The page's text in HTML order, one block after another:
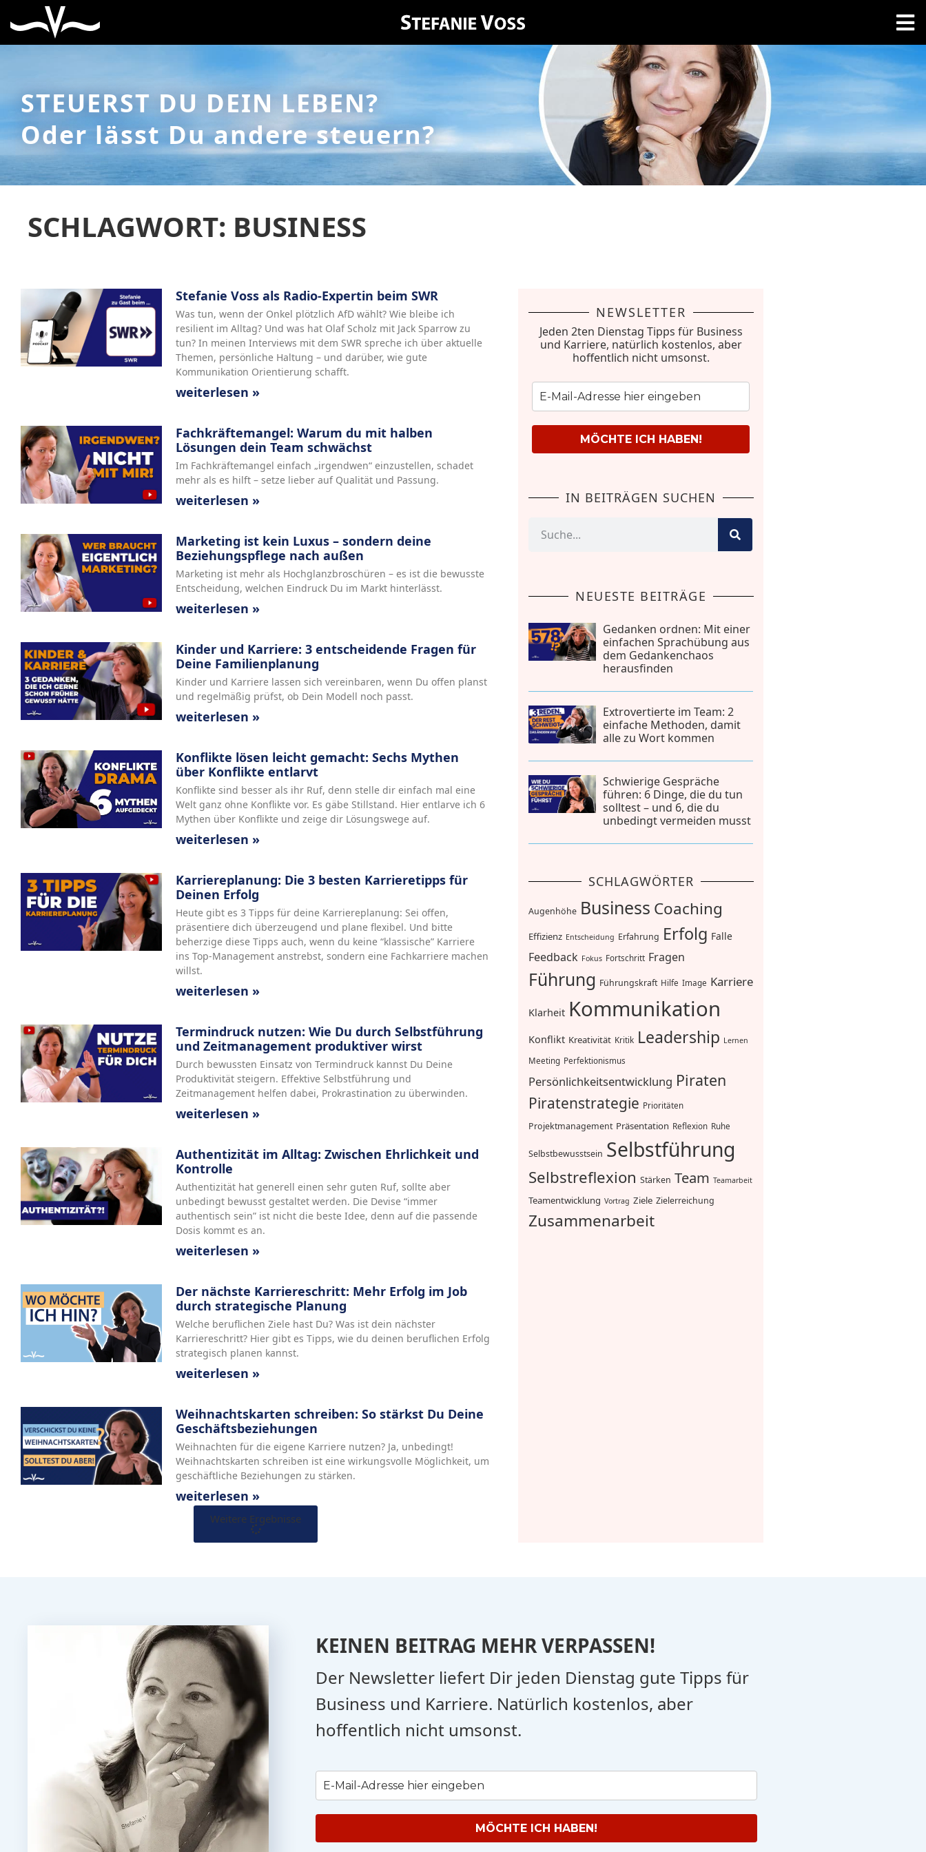
STEUERST DU DEIN LEBEN?
Oder lässt Du andere steuern?
SCHLAGWORT: BUSINESS
Stefanie Voss als Radio-Expertin beim SWR
Was tun, wenn der Onkel plötzlich AfD wählt? Wie bleibe ich
resilient im Alltag? Und was hat Olaf Scholz mit Jack Sparrow zu
tun? In meinen Interviews mit dem SWR spreche ich über aktuelle
Themen, persönliche Haltung – und darüber, wie gute
Kommunikation Orientierung schafft.
weiterlesen »
Fachkräftemangel: Warum du mit halben
Lösungen dein Team schwächst
Im Fachkräftemangel einfach „irgendwen“ einzustellen, schadet
mehr als es hilft – setze lieber auf Qualität und Passung.
weiterlesen »
Marketing ist kein Luxus – sondern deine
Beziehungspflege nach außen
Marketing ist mehr als Hochglanzbroschüren – es ist die bewusste
Entscheidung, welchen Eindruck Du im Markt hinterlässt.
weiterlesen »
Kinder und Karriere: 3 entscheidende Fragen für
Deine Familienplanung
Kinder und Karriere lassen sich vereinbaren, wenn Du offen planst
und regelmäßig prüfst, ob Dein Modell noch passt.
weiterlesen »
Konflikte lösen leicht gemacht: Sechs Mythen
über Konflikte entlarvt
Konflikte sind besser als ihr Ruf, denn stelle dir einfach mal eine
Welt ganz ohne Konflikte vor. Es gäbe Stillstand. Hier entlarve ich 6
Mythen über Konflikte und zeige dir Lösungswege auf.
weiterlesen »
Karriereplanung: Die 3 besten Karrieretipps für
Deinen Erfolg
Heute gibt es 3 Tipps für deine Karriereplanung: Sei offen,
präsentiere dich überzeugend und plane flexibel. Und bitte
beherzige diese Tipps auch, wenn du keine “klassische” Karriere
ins Top-Management anstrebst, sondern eine Fachkarriere machen
willst.
weiterlesen »
Termindruck nutzen: Wie Du durch Selbstführung
und Zeitmanagement produktiver wirst
Durch bewussten Einsatz von Termindruck kannst Du Deine
Produktivität steigern. Effektive Selbstführung und
Zeitmanagement helfen dabei, Prokrastination zu überwinden.
weiterlesen »
Authentizität im Alltag: Zwischen Ehrlichkeit und
Kontrolle
Authentizität hat generell einen sehr guten Ruf, sollte aber
unbedingt bewusst gestaltet werden. Die Devise “immer
authentisch sein” ist nicht die beste Idee, denn auf die passende
Dosis kommt es an.
weiterlesen »
Der nächste Karriereschritt: Mehr Erfolg im Job
durch strategische Planung
Welche beruflichen Ziele hast Du? Was ist dein nächster
Karriereschritt? Hier gibt es Tipps, wie du deinen beruflichen Erfolg
strategisch planen kannst.
weiterlesen »
Weihnachtskarten schreiben: So stärkst Du Deine
Geschäftsbeziehungen
Weihnachten für die eigene Karriere nutzen? Ja, unbedingt!
Weihnachtskarten schreiben ist eine wirkungsvolle Möglichkeit, um
geschäftliche Beziehungen zu stärken.
weiterlesen »
Weitere Ergebnisse
NEWSLETTER
Jeden 2ten Dienstag Tipps für Business
und Karriere, natürlich kostenlos, aber
hoffentlich nicht umsonst.
MÖCHTE ICH HABEN!
IN BEITRÄGEN SUCHEN
NEUESTE BEITRÄGE
Gedanken ordnen: Mit einer
einfachen Sprachübung aus
dem Gedankenchaos
herausfinden
Extrovertierte im Team: 2
einfache Methoden, damit
alle zu Wort kommen
Schwierige Gespräche
führen: 6 Dinge, die du tun
solltest – und 6, die du
unbedingt vermeiden musst
SCHLAGWÖRTER
Augenhöhe Business Coaching
Effizienz Entscheidung Erfahrung Erfolg Falle
Feedback Fokus Fortschritt Fragen
Führung Führungskraft Hilfe Image Karriere
Klarheit Kommunikation
Konflikt Kreativität Kritik Leadership Lernen
Meeting Perfektionismus
Persönlichkeitsentwicklung Piraten
Piratenstrategie Prioritäten
Projektmanagement Präsentation Reflexion Ruhe
Selbstbewusstsein Selbstführung
Selbstreflexion Stärken Team Teamarbeit
Teamentwicklung Vortrag Ziele Zielerreichung
Zusammenarbeit
KEINEN BEITRAG MEHR VERPASSEN!
Der Newsletter liefert Dir jeden Dienstag gute Tipps für
Business und Karriere. Natürlich kostenlos, aber
hoffentlich nicht umsonst.
MÖCHTE ICH HABEN!